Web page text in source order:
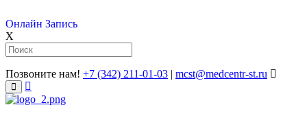
Онлайн Запись
X
Позвоните нам! +7 (342) 211-01-03 | mcst@medcentr-st.ru
�����������
����